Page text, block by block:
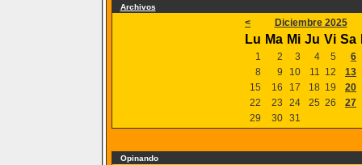
Archivos
< Diciembre 2025
Lu Ma Mi Ju Vi Sa
1 2 3 4 5
6
8
9 10 11 12
13
15
16 17 18 19
20
22
23 24 25 26
27
29
30 31
Opinando